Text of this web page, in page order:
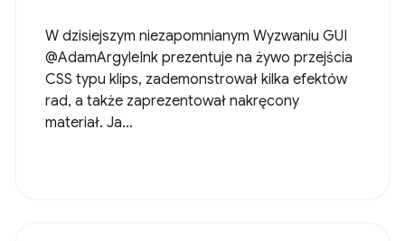
W dzisiejszym niezapomnianym Wyzwaniu GUI
@AdamArgyleInk prezentuje na żywo przejścia
CSS typu klips, zademonstrował kilka efektów
rad, a także zaprezentował nakręcony
materiał. Ja...